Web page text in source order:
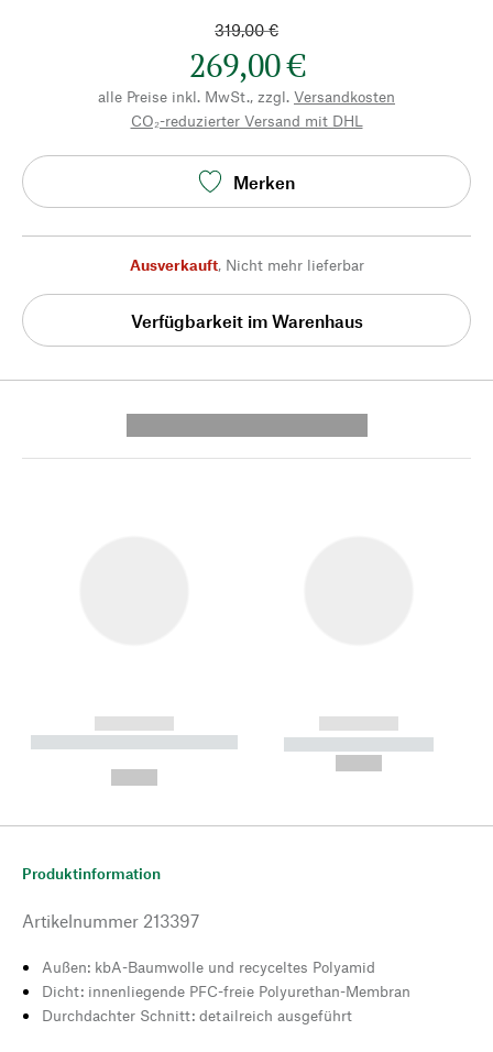
319,00 €
269,00 €
alle Preise inkl. MwSt., zzgl. Versandkosten
CO₂-reduzierter Versand mit DHL
Merken
Ausverkauft, Nicht mehr lieferbar
Verfügbarkeit im Warenhaus
------------
----------- ----------- --------
------------
----------- -----------
Produktinformation
Artikelnummer 213397
Außen: kbA-Baumwolle und recyceltes Polyamid
Dicht: innenliegende PFC-freie Polyurethan-Membran
Durchdachter Schnitt: detailreich ausgeführt